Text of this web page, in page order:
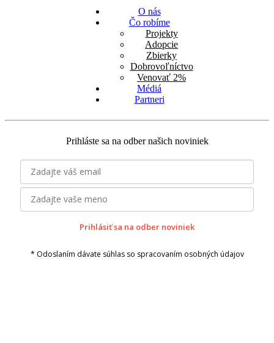
O nás
Čo robíme
Projekty
Adopcie
Zbierky
Dobrovoľníctvo
Venovať 2%
Médiá
Partneri
Prihláste sa na odber našich noviniek
Prihlásiť sa na odber noviniek
* Odoslaním dávate súhlas so spracovaním osobných údajov